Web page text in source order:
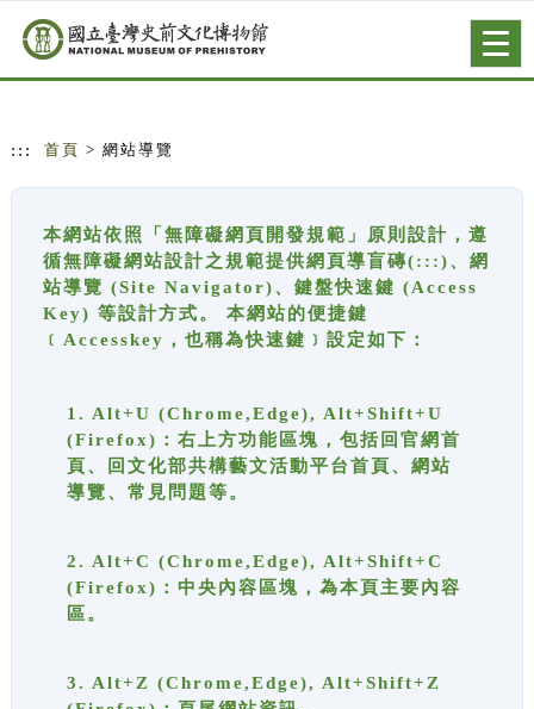
跳到主要內容
網站導覽
::: 首頁 > 網站導覽
本網站依照「無障礙網頁開發規範」原則設計，遵
循無障礙網站設計之規範提供網頁導盲磚(:::)、網
站導覽 (Site Navigator)、鍵盤快速鍵 (Access
Key) 等設計方式。 本網站的便捷鍵
﹝Accesskey，也稱為快速鍵﹞設定如下：
1. Alt+U (Chrome,Edge), Alt+Shift+U
(Firefox)：右上方功能區塊，包括回官網首
頁、回文化部共構藝文活動平台首頁、網站
導覽、常見問題等。
2. Alt+C (Chrome,Edge), Alt+Shift+C
(Firefox)：中央內容區塊，為本頁主要內容
區。
3. Alt+Z (Chrome,Edge), Alt+Shift+Z